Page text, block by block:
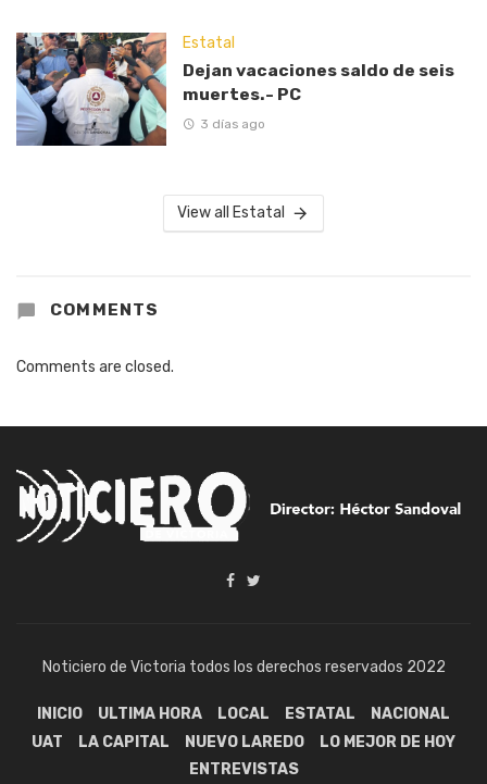
Estatal
Dejan vacaciones saldo de seis
muertes.- PC
3 días ago
View all Estatal
COMMENTS
Comments are closed.
Noticiero de Victoria todos los derechos reservados 2022
INICIO ULTIMA HORA LOCAL ESTATAL
NACIONAL
UAT
LA CAPITAL NUEVO LAREDO
LO MEJOR DE HOY
ENTREVISTAS